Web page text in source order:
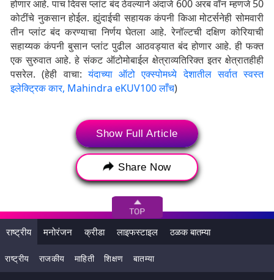
होणार आहे. पाच दिवस प्लांट बंद ठेवल्याने अंदाजे 600 अरब वॉन म्हणजे 50
कोटींचे ​​नुकसान होईल. ह्युंदाईची सहायक कंपनी किआ मोटर्सनेही सोमवारी
तीन प्लांट बंद करण्याचा निर्णय घेतला आहे. रेनॉल्टची दक्षिण कोरियाची
सहाय्यक कंपनी बुसान प्लांट पुढील आठवड्यात बंद होणार आहे. ही फक्त
एक सुरुवात आहे. हे संकट ऑटोमोबाईल क्षेत्राव्यतिरिक्त इतर क्षेत्रातहीही
पसरेल. (हेही वाचा:यंदाच्या ऑटो एक्स्पोमध्ये देशातील सर्वात स्वस्त
इलेक्ट्रिक कार, Mahindra eKUV100 लाँच)
दरम्यान, चीन जागतिक उत्पादन पुरवठा साखळीचा अविभाज्य भाग बनला
Show Full Article
Share Now
राष्ट्रीय मनोरंजन क्रीडा लाइफस्टाइल ठळक बातम्या
राष्ट्रीय राजकीय माहिती शिक्षण बातम्या